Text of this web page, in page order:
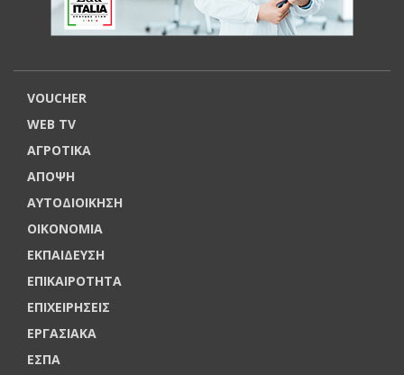
VOUCHER
WEB TV
ΑΓΡΟΤΙΚΑ
ΑΠΟΨΗ
ΑΥΤΟΔΙΟΙΚΗΣΗ
ΟΙΚΟΝΟΜΙΑ
ΕΚΠΑΙΔΕΥΣΗ
ΕΠΙΚΑΙΡΟΤΗΤΑ
ΕΠΙΧΕΙΡΗΣΕΙΣ
ΕΡΓΑΣΙΑΚΑ
ΕΣΠΑ